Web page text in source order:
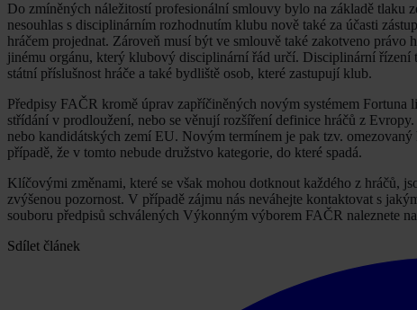
Do zmíněných náležitostí profesionální smlouvy bylo na základě tlaku
nesouhlas s disciplinárním rozhodnutím klubu nově také za účasti
hráčem projednat. Zároveň musí být ve smlouvě také zakotveno
jinému orgánu, který klubový disciplinární řád určí. Disciplinární řízení
státní příslušnost hráče a také bydliště osob, které zastupují klub.
Předpisy FAČR kromě úprav zapříčiněných novým systémem
střídání v prodloužení, nebo se věnují rozšíření definice hráčů z
nebo kandidátských zemí EU. Novým termínem je pak tzv.
případě, že v tomto nebude družstvo kategorie, do které spadá.
Klíčovými změnami, které se však mohou dotknout každého z hráčů,
zvýšenou pozornost. V případě zájmu nás neváhejte kontaktovat s
souboru předpisů schválených Výkonným výborem FAČR naleznete
Sdílet článek